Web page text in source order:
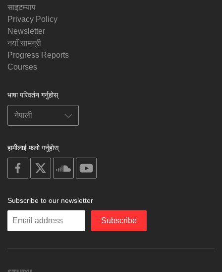
साइटम्याप
Privacy Policy
Newsletter
नयाँ सामग्री
Progress Reports
Courses
भाषा परिवर्तन गर्नुहोस्
हामीलाई फलो गर्नुहोस्
on
facebook
soundcloud
Subscribe to our newsletter
Enter
Subscribe